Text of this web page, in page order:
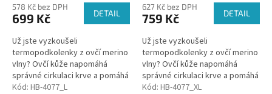
578 Kč bez DPH
699 Kč DETAIL
Už jste vyzkoušeli
termopodkolenky z ovčí merino
vlny? Ovčí kůže napomáhá
správné cirkulaci krve a pomáhá
tělu regenerovat. Podkolenky
Kód: HB-4077_L
627 Kč bez DPH
759 Kč DETAIL
Už jste vyzkoušeli
termopodkolenky z ovčí merino
vlny? Ovčí kůže napomáhá
správné cirkulaci krve a pomáhá
tělu regenerovat. Podkolenky
Kód: HB-4077_XL